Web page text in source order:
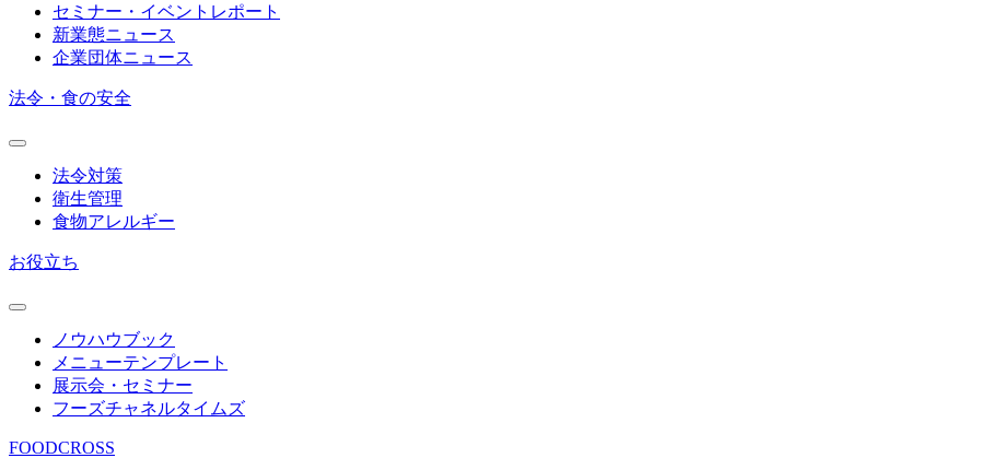
セミナー・イベントレポート
新業態ニュース
企業団体ニュース
法令・食の安全
法令対策
衛生管理
食物アレルギー
お役立ち
ノウハウブック
メニューテンプレート
展示会・セミナー
フーズチャネルタイムズ
FOODCROSS